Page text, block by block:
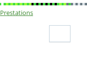
Prestations